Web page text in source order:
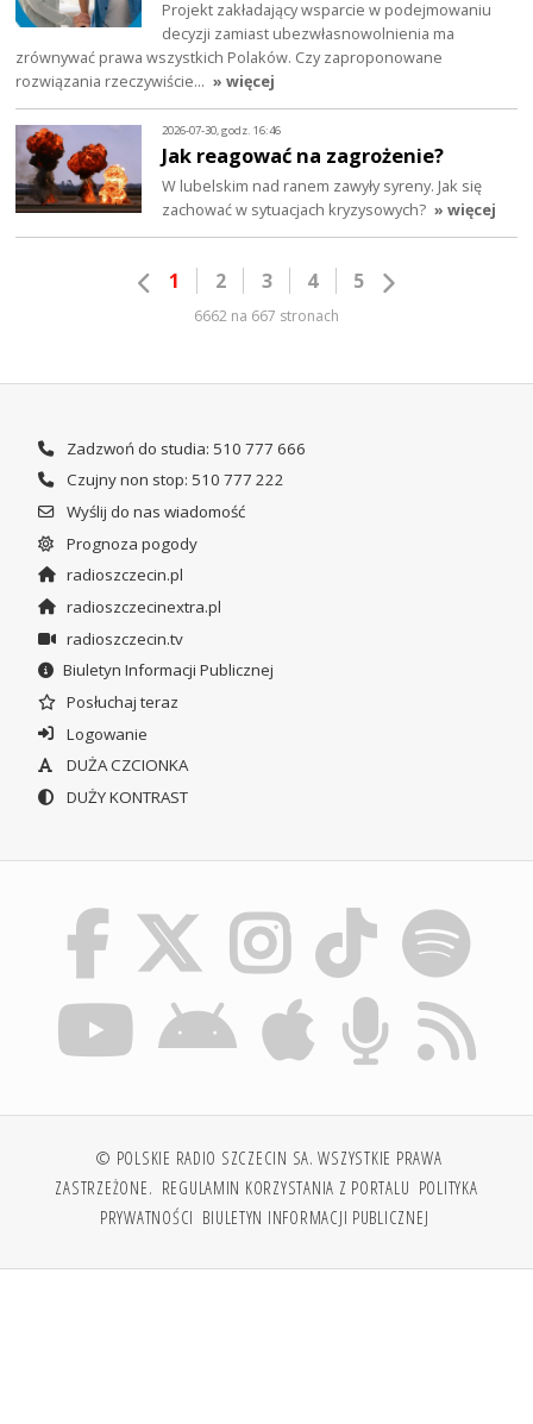
Projekt zakładający wsparcie w podejmowaniu
decyzji zamiast ubezwłasnowolnienia ma
zrównywać prawa wszystkich Polaków. Czy zaproponowane
rozwiązania rzeczywiście… » więcej
2026-07-30, godz. 16:46
Jak reagować na zagrożenie?
W lubelskim nad ranem zawyły syreny. Jak się
zachować w sytuacjach kryzysowych? » więcej
1 2 3 4 5
6662 na 667 stronach
Zadzwoń do studia: 510 777 666
Czujny non stop: 510 777 222
Wyślij do nas wiadomość
Prognoza pogody
radioszczecin.pl
radioszczecinextra.pl
radioszczecin.tv
Biuletyn Informacji Publicznej
Posłuchaj teraz
Logowanie
DUŻA CZCIONKA
DUŻY KONTRAST
© POLSKIE RADIO SZCZECIN SA. WSZYSTKIE PRAWA
ZASTRZEŻONE. REGULAMIN KORZYSTANIA Z PORTALU POLITYKA
PRYWATNOŚCI BIULETYN INFORMACJI PUBLICZNEJ